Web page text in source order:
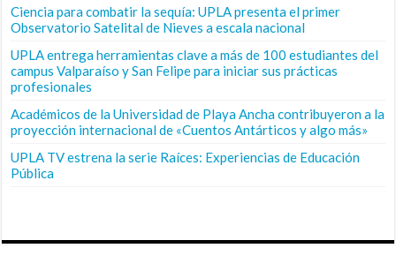
Ciencia para combatir la sequía: UPLA presenta el primer
Observatorio Satelital de Nieves a escala nacional
UPLA entrega herramientas clave a más de 100 estudiantes del
campus Valparaíso y San Felipe para iniciar sus prácticas
profesionales
Académicos de la Universidad de Playa Ancha contribuyeron a la
proyección internacional de «Cuentos Antárticos y algo más»
UPLA TV estrena la serie Raíces: Experiencias de Educación
Pública